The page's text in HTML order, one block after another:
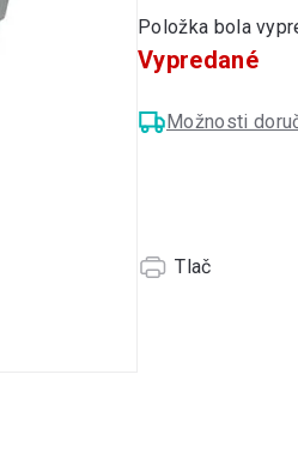
Položka bola
Tlač
Vypredané
Možnosti